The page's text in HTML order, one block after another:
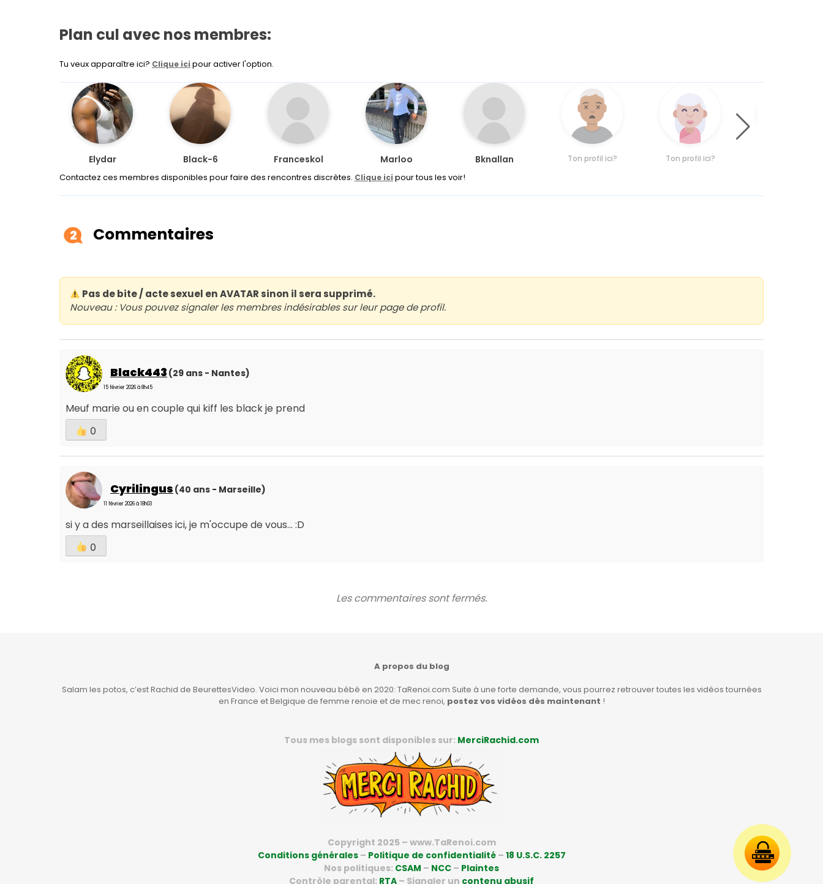
Plan cul avec nos membres:
Tu veux apparaître ici? Clique ici pour activer l'option.
Elydar Black-6 Franceskol Marloo Bknallan Ton profil ici? Ton profil ici?
Contactez ces membres disponibles pour faire des rencontres discrètes. Clique ici pour tous les voir!
2 Commentaires
Pas de bite / acte sexuel en AVATAR sinon il sera supprimé.
Nouveau : Vous pouvez signaler les membres indésirables sur leur page de profil.
Black443 (29 ans - Nantes)
15 février 2026 à 8h45
Meuf marie ou en couple qui kiff les black je prend
0
Cyrilingus (40 ans - Marseille)
11 février 2026 à 18h03
si y a des marseillaises ici, je m'occupe de vous... :D
0
Les commentaires sont fermés.
A propos du blog
Salam les potos, c’est Rachid de BeurettesVideo. Voici mon nouveau bébé en 2020: TaRenoi.com Suite à une forte demande, vous pourrez retrouver toutes les vidéos tournées
en France et Belgique de femme renoie et de mec renoi, postez vos vidéos dès maintenant !
Tous mes blogs sont disponibles sur: MerciRachid.com
Copyright 2025 – www.TaRenoi.com
Conditions générales– Politique de confidentialité– 18 U.S.C. 2257
Nos politiques: CSAM – NCC – Plaintes
Contrôle parental: RTA – Signaler un contenu abusif